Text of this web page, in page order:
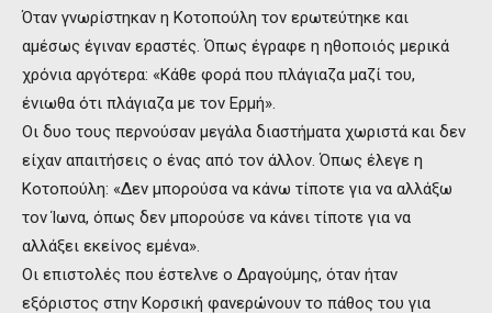
Όταν γνωρίστηκαν η Κοτοπούλη τον ερωτεύτηκε και
αμέσως έγιναν εραστές. Όπως έγραφε η ηθοποιός μερικά
χρόνια αργότερα: «Κάθε φορά που πλάγιαζα μαζί του,
ένιωθα ότι πλάγιαζα με τον Ερμή».
Οι δυο τους περνούσαν μεγάλα διαστήματα χωριστά και δεν
είχαν απαιτήσεις ο ένας από τον άλλον. Όπως έλεγε η
Κοτοπούλη: «Δεν μπορούσα να κάνω τίποτε για να αλλάξω
τον Ίωνα, όπως δεν μπορούσε να κάνει τίποτε για να
αλλάξει εκείνος εμένα».
Οι επιστολές που έστελνε ο Δραγούμης, όταν ήταν
εξόριστος στην Κορσική φανερώνουν το πάθος του για